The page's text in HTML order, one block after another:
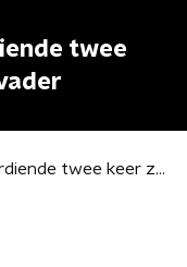
twee
Sasha's moeder verdiende twee keer zoveel als haar vader